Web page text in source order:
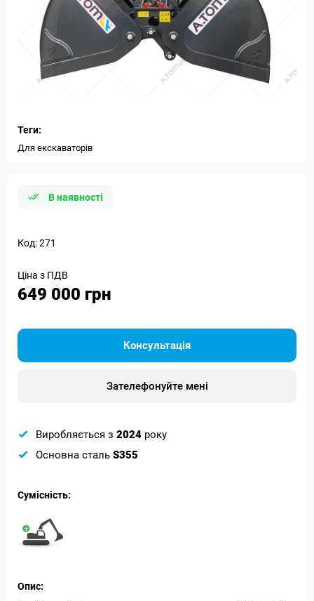
Теги:
Для екскаваторів
В наявності
Код: 271
Ціна з ПДВ
649 000 грн
Консультація
Зателефонуйте мені
Виробляється з 2024 року
Основна сталь S355
Сумісність:
Опис: